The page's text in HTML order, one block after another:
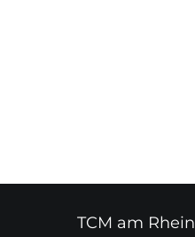
TCM am Rhein